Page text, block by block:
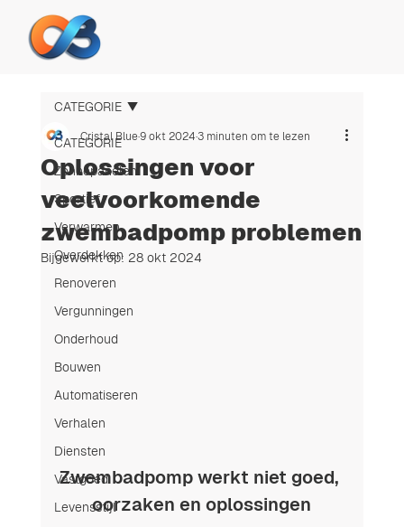
CATEGORIE
Zonnepanelen
Sportief
Verwarmen
Overdekken
Renoveren
Vergunningen
Onderhoud
Bouwen
Automatiseren
Verhalen
Diensten
Vastgoed
Levensstijl
CATEGORIE
Oplossingen voor
veelvoorkomende
zwembadpomp problemen
Cristal Blue9 okt 20243 minuten om te lezen
Bijgewerkt op: 28 okt 2024
Zwembadpomp werkt niet goed,
oorzaken en oplossingen